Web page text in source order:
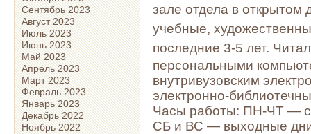
Сентябрь 2023
Август 2023
Июль 2023
Июнь 2023
Май 2023
Апрель 2023
Март 2023
Февраль 2023
Январь 2023
Декабрь 2022
Ноябрь 2022
зале отдела в открытом
учебные,
последние 3-5 лет.
персональными
внутривузовским
электронно-
Часы работы: ПН-ЧТ — с
СБ и ВС — выходные